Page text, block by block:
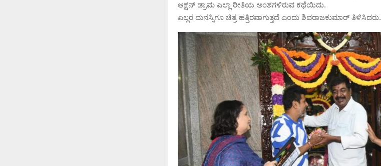
ಆಕ್ಷನ್ ಡ್ರಾಮ ಎಲ್ಲಾ ರೀತಿಯ ಅಂಶಗಳಿರುವ ಕಥೆಯಿದು.
ಎಲ್ಲರ ಮನಸ್ಸಿಗೂ ಚಿತ್ರ ಹತ್ತಿರವಾಗುತ್ತದೆ ಎಂದು ಶಿವರಾಜಕುಮಾರ್ ತಿಳಿಸಿದರು.